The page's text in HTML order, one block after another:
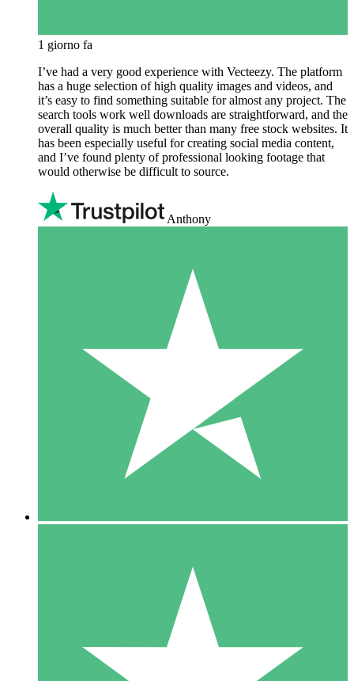
1 giorno fa
I’ve had a very good experience with Vecteezy. The platform
has a huge selection of high quality images and videos, and
it’s easy to find something suitable for almost any project. The
search tools work well downloads are straightforward, and the
overall quality is much better than many free stock websites. It
has been especially useful for creating social media content,
and I’ve found plenty of professional looking footage that
would otherwise be difficult to source.
Anthony